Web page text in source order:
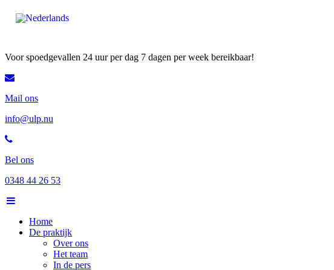
Voor spoedgevallen 24 uur per dag 7 dagen per week bereikbaar!
Mail ons
info@ulp.nu
Bel ons
0348 44 26 53
Home
De praktijk
Over ons
Het team
In de pers